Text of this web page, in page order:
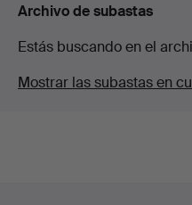
Archivo de subastas
Estás buscando en el
Mostrar las subastas en